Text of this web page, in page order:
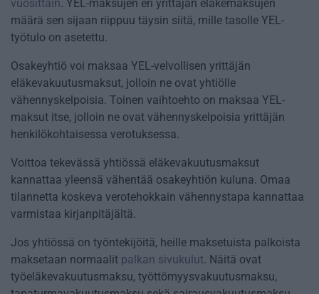
vuosittain. YEL-maksujen eri yrittäjän eläkemaksujen
määrä sen sijaan riippuu täysin siitä, mille tasolle YEL-
työtulo on asetettu.
Osakeyhtiö voi maksaa YEL-velvollisen yrittäjän
eläkevakuutusmaksut, jolloin ne ovat yhtiölle
vähennyskelpoisia. Toinen vaihtoehto on maksaa YEL-
maksut itse, jolloin ne ovat vähennyskelpoisia yrittäjän
henkilökohtaisessa verotuksessa.
Voittoa tekevässä yhtiössä eläkevakuutusmaksut
kannattaa yleensä vähentää osakeyhtiön kuluna. Omaa
tilannetta koskeva verotehokkain vähennystapa kannattaa
varmistaa kirjanpitäjältä.
Jos yhtiössä on työntekijöitä, heille maksetuista palkoista
maksetaan normaalit palkan sivukulut. Näitä ovat
työeläkevakuutusmaksu, työttömyysvakuutusmaksu,